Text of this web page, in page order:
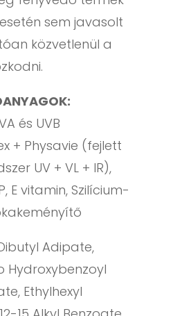
sem javasolt
közvetlenül a
és UVB
+ Physavie (fejlett
UV + VL + IR),
E vitamin, Szilícium-
Adipate,
Hydroxybenzoyl
Ethylhexyl